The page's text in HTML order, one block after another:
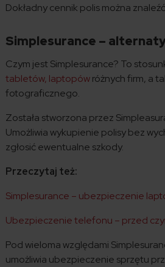
Dokładny cennik polis można znaleźć
Simplesurance –
Czym jest Simplesurance? To
tabletów, laptopówróżnych firm, a
fotograficznego.
Została stworzona przez
Umożliwia wykupienie polisy bez
zgłosić ewentualne szkody.
Przeczytaj też:
Simplesurance – ubezpieczenie
Ubezpieczenie telefonu – przed
Pod wieloma względami
umożliwia ubezpieczenie sprzętu